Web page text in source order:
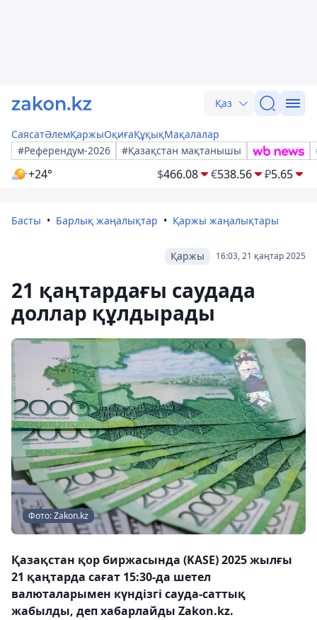
Қаз
СаясатӘлемҚаржыОқиғаҚұқықМақалалар
#Референдум-2026
#Қазақстан мақтанышы
+24° $466.08 €538.56 ₽5.65
Басты Барлық жаңалықтар Қаржы жаңалықтары
16:03, 21 қаңтар 2025
Қаржы
21 қаңтардағы саудада
доллар құлдырады
Фото: Zakon.kz
Қазақстан қор биржасында (KASE) 2025 жылғы
21 қаңтарда сағат 15:30-да шетел
валюталарымен күндізгі сауда-саттық
жабылды, деп хабарлайды Zakon.kz.